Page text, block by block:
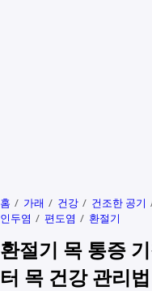
홈 가래 건강 건조한 공기
인두염
편도염 환절기
환절기 목 통증
터 목 건강 관리법